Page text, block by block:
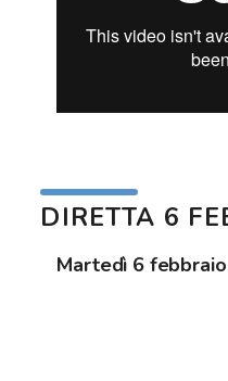
DIRETTA 6
Martedì 6 febbraio